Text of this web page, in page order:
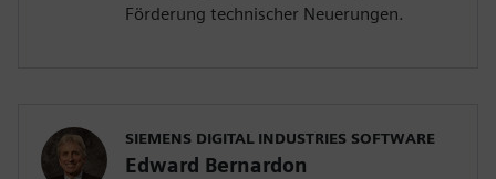
Förderung technischer Neuerungen.
SIEMENS DIGITAL INDUSTRIES SOFTWARE
Edward Bernardon